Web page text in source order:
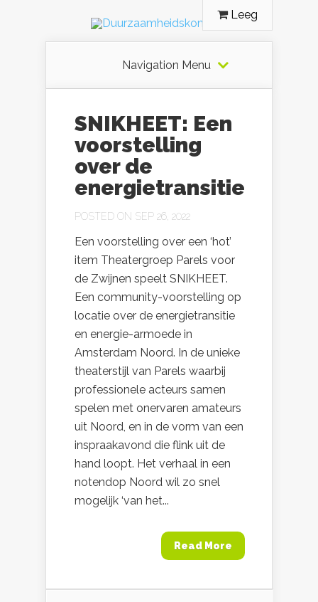
Leeg
Navigation Menu
SNIKHEET: Een
voorstelling
over de
energietransitie
POSTED ON SEP 26, 2022
Een voorstelling over een ‘hot’
item Theatergroep Parels voor
de Zwijnen speelt SNIKHEET.
Een community-voorstelling op
locatie over de energietransitie
en energie-armoede in
Amsterdam Noord. In de unieke
theaterstijl van Parels waarbij
professionele acteurs samen
spelen met onervaren amateurs
uit Noord, en in de vorm van een
inspraakavond die flink uit de
hand loopt. Het verhaal in een
notendop Noord wil zo snel
mogelijk ‘van het...
Read More